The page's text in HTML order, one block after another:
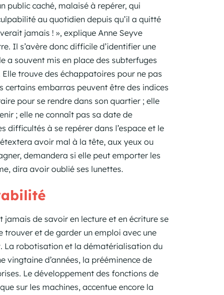
public caché, malaisé à repérer, qui
au quotidien depuis qu’il a quitté
jamais ! », explique Anne Seyve
Il s’avère donc difficile d’identifier une
a souvent mis en place des subterfuges
trouve des échappatoires pour ne pas
certains embarras peuvent être des indices
pour se rendre dans son quartier ; elle
; elle ne connaît pas sa date de
difficultés à se repérer dans l’espace et le
avoir mal à la tête, aux yeux ou
demandera si elle peut emporter les
dira avoir oublié ses lunettes.
jamais de savoir en lecture et en écriture se
et de garder un emploi avec une
La robotisation et la dématérialisation du
d’années, la prééminence de
Le développement des fonctions de
sur les machines, accentue encore la